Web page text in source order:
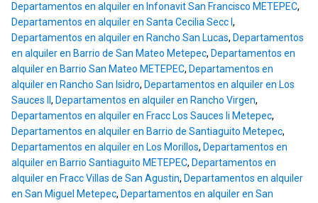
Departamentos en alquiler en Infonavit San Francisco METEPEC,
Departamentos en alquiler en Santa Cecilia Secc I ,
Departamentos en alquiler en Rancho San Lucas, Departamentos
en alquiler en Barrio de San Mateo Metepec, Departamentos en
alquiler en Barrio San Mateo METEPEC, Departamentos en
alquiler en Rancho San Isidro, Departamentos en alquiler en Los
Sauces II , Departamentos en alquiler en Rancho Virgen,
Departamentos en alquiler en Fracc Los Sauces Ii Metepec,
Departamentos en alquiler en Barrio de Santiaguito Metepec,
Departamentos en alquiler en Los Morillos, Departamentos en
alquiler en Barrio Santiaguito METEPEC, Departamentos en
alquiler en Fracc Villas de San Agustin, Departamentos en alquiler
en San Miguel Metepec, Departamentos en alquiler en San